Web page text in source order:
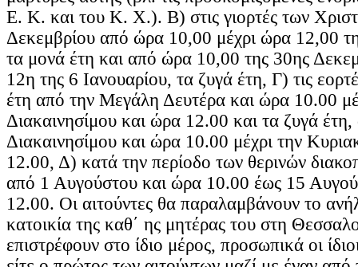
Ε. Κ. και του Κ. Χ.). Β) στις γιορτές των
Δεκεμβρίου από ώρα 10,00 μέχρι ώρα 12,00
τα μονά έτη και από ώρα 10,00 της 30ης
12η της 6 Ιανουαρίου, τα ζυγά έτη, Γ) τις
έτη από την Μεγάλη Δευτέρα και ώρα 10.00
Διακαινησίμου και ώρα 12.00 και τα ζυγά
Διακαινησίμου και ώρα 10.00 μέχρι την
12.00, Δ) κατά την περίοδο των θερινών
από 1 Αυγούστου και ώρα 10.00 έως 15
12.00. Οι αιτούντες θα παραλαμβάνουν το
κατοικία της καθ΄ ης μητέρας του στη
επιστρέφουν στο ίδιο μέρος, προσωπικά οι